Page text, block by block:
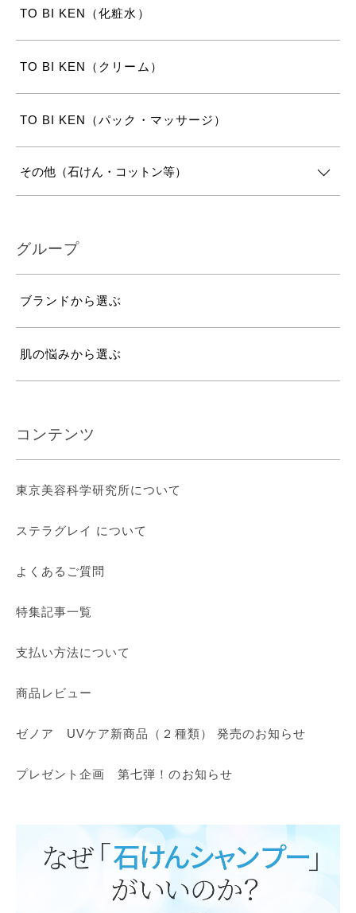
TO BI KEN（化粧水）
TO BI KEN（クリーム）
TO BI KEN（パック・マッサージ）
その他（石けん・コットン等）
グループ
ブランドから選ぶ
肌の悩みから選ぶ
コンテンツ
東京美容科学研究所について
ステラグレイ について
よくあるご質問
特集記事一覧
支払い方法について
商品レビュー
ゼノア UVケア新商品（２種類） 発売のお知らせ
プレゼント企画 第七弾！のお知らせ